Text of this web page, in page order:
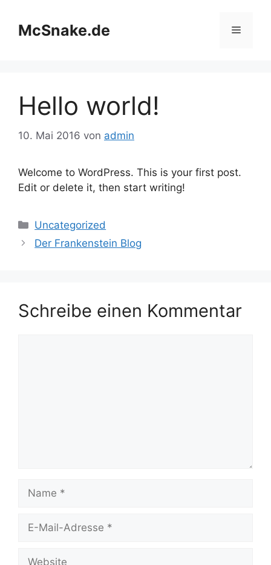
Inhalt
springenMcSnake.de Menü
Hello world!
10. Mai 2016 von admin
Welcome to WordPress. This is your first post.
Edit or delete it, then start writing!
Kategorien
Uncategorized
Der Frankenstein Blog
Schreibe einen Kommentar
Mail-